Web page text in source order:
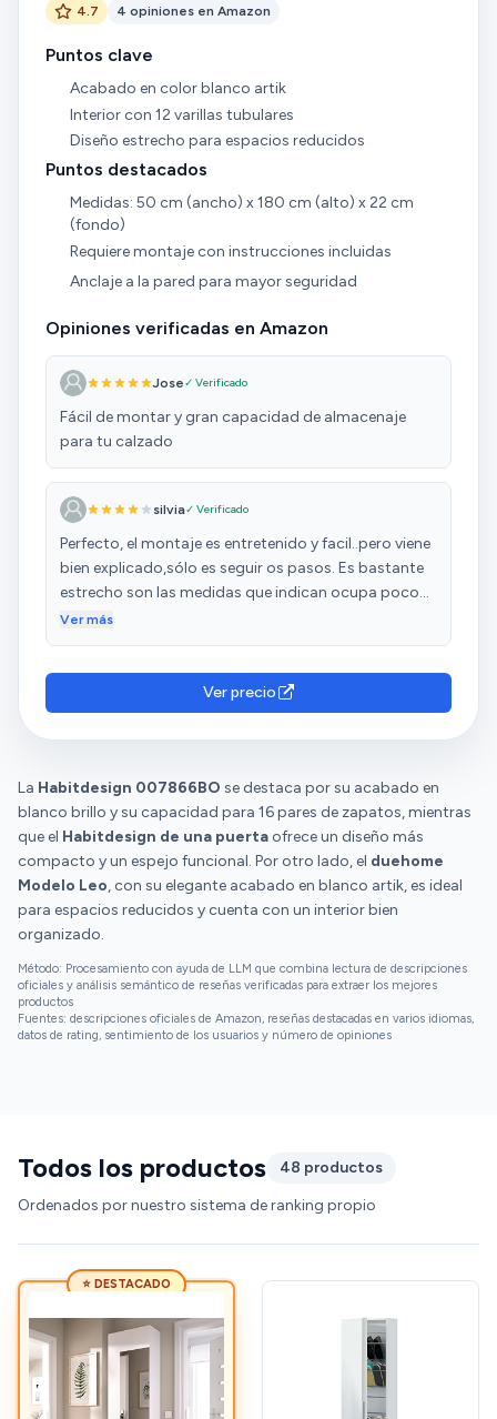
4.7 4 opiniones en Amazon
Puntos clave
Acabado en color blanco artik
Interior con 12 varillas tubulares
Diseño estrecho para espacios reducidos
Puntos destacados
Medidas: 50 cm (ancho) x 180 cm (alto) x 22 cm
(fondo)
Requiere montaje con instrucciones incluidas
Anclaje a la pared para mayor seguridad
Opiniones verificadas en Amazon
Jose✓ Verificado
Fácil de montar y gran capacidad de almacenaje
para tu calzado
silvia✓ Verificado
Perfecto, el montaje es entretenido y facil..pero viene
bien explicado,sólo es seguir os pasos. Es bastante
estrecho son las medidas que indican ocupa poco
espacio y queda muy bonito
Ver más
Ver precio
La Habitdesign 007866BO se destaca por su acabado en
blanco brillo y su capacidad para 16 pares de zapatos, mientras
que el Habitdesign de una puerta ofrece un diseño más
compacto y un espejo funcional. Por otro lado, el duehome
Modelo Leo, con su elegante acabado en blanco artik, es ideal
para espacios reducidos y cuenta con un interior bien
organizado.
Método: Procesamiento con ayuda de LLM que combina lectura de descripciones
oficiales y análisis semántico de reseñas verificadas para extraer los mejores
productos
Fuentes: descripciones oficiales de Amazon, reseñas destacadas en varios idiomas,
datos de rating, sentimiento de los usuarios y número de opiniones
Todos los productos
48 productos
Ordenados por nuestro sistema de ranking propio
⭐ DESTACADO